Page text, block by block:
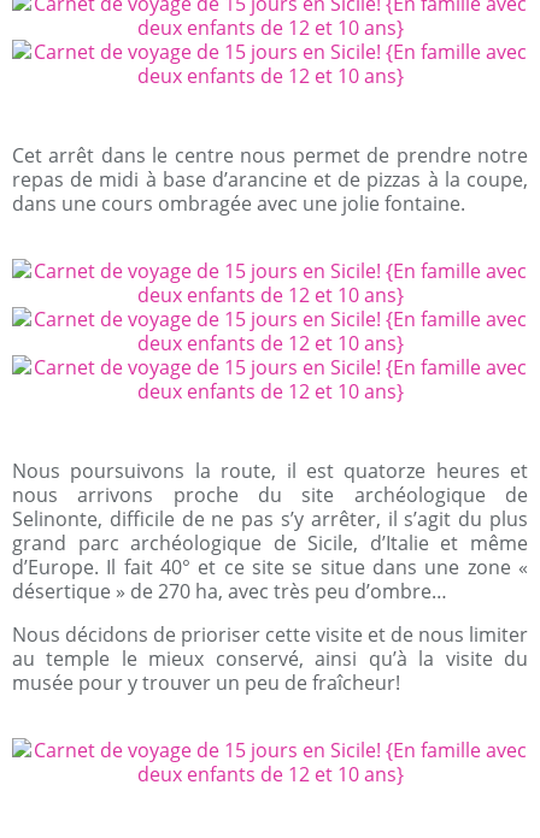
Cet arrêt dans le centre nous permet de prendre notre
repas de midi à base d’arancine et de pizzas à la coupe,
dans une cours ombragée avec une jolie fontaine.
Nous poursuivons la route, il est quatorze heures et
nous arrivons proche du site archéologique de
Selinonte, difficile de ne pas s’y arrêter, il s’agit du plus
grand parc archéologique de Sicile, d’Italie et même
d’Europe. Il fait 40° et ce site se situe dans une zone «
désertique » de 270 ha, avec très peu d’ombre…
Nous décidons de prioriser cette visite et de nous limiter
au temple le mieux conservé, ainsi qu’à la visite du
musée pour y trouver un peu de fraîcheur!